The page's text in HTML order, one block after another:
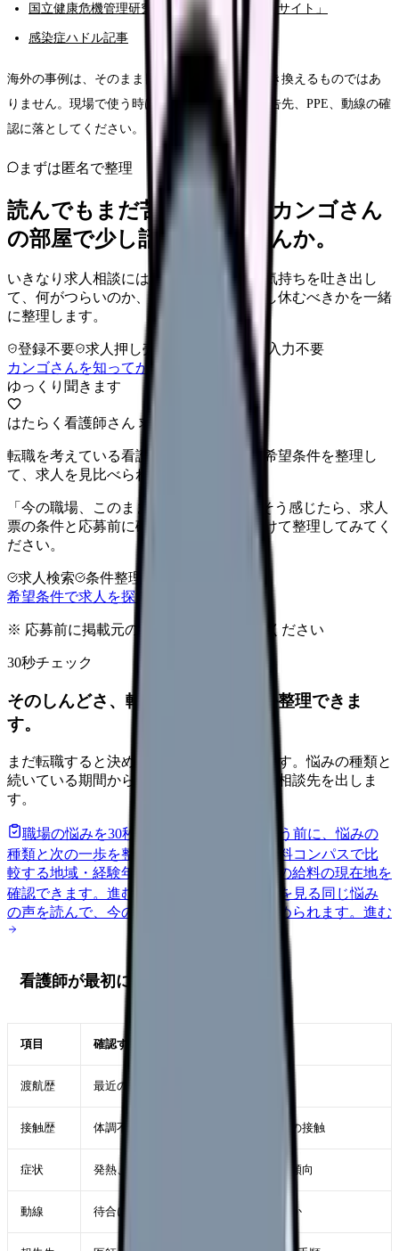
国立健康危機管理研究機構「感染症情報提供サイト」
感染症ハドル記事
海外の事例は、そのまま日本の現場リスクに置き換えるものではあ
りません。現場で使う時は、渡航歴、症状、報告先、PPE、動線の確
認に落としてください。
まずは匿名で整理
読んでもまだ苦しいなら、カンゴさん
の部屋で少し話してみませんか。
いきなり求人相談には進みません。今の気持ちを吐き出し
て、何がつらいのか、辞めるべきか、少し休むべきかを一緒
に整理します。
登録不要 求人押し売りなし
病院名は入力不要
カンゴさんを知ってから相談する
ゆっくり聞きます
はたらく看護師さん 求人
転職を考えている看護師さんへ。まずは希望条件を整理し
て、求人を見比べられます。
「今の職場、このままでいいのかな...」そう感じたら、求人
票の条件と応募前に確認したい不安を分けて整理してみてく
ださい。
求人検索 条件整理
希望条件で求人を探す
※ 応募前に掲載元の最新情報を確認してください
30秒チェック
そのしんどさ、転職すべきサインか整理できま
す。
まだ転職すると決めていなくても大丈夫です。悩みの種類と
続いている期間から、次に見るべき記事と相談先を出しま
す。
職場の悩みを30秒で診断
辞めるべきか迷う前に、悩みの
種類と次の一歩を整理します。
給料コンパスで比
較する地域・経験年数・施設形態から、今の給料の現在地を
確認できます。 進む 匿名掲示板で本音を見る 同じ悩み
の声を読んで、今の職場だけの問題か確かめられます。 進む
看護師が最初に見る5項目
項目 確認すること
渡航歴 最近の海外渡航、滞在地域、帰国時期
接触歴 体調不良者、医療機関、葬儀、動物との接触
症状 発熱、強い倦怠感、下痢、嘔吐、出血傾向
動線 待合に置かず、どこで待機してもらうか